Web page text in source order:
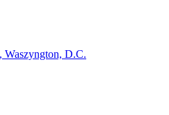
Waszyngton, D.C.